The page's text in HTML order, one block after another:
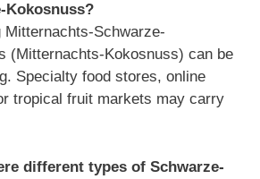
Kokosnuss?
Mitternachts-Schwarze-
(Mitternachts-Kokosnuss) can be
Specialty food stores, online
tropical fruit markets may carry
different types of Schwarze-